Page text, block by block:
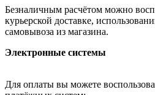
Безналичным расчётом можно
курьерской доставке,
самовывоза из магазина.
Электронные системы
Для оплаты вы можете